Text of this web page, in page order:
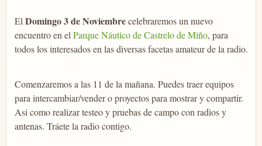
El Domingo 3 de Noviembrecelebraremos un nuevo
encuentro en el Parque Náutico de Castrelo de Miño, para
todos los interesados en las diversas facetas amateur de la radio.
Comenzaremos a las 11 de la mañana. Puedes traer equipos
para intercambiar/vender o proyectos para mostrar y compartir.
Asi como realizar testeo y pruebas de campo con radios y
antenas. Tráete la radio contigo.